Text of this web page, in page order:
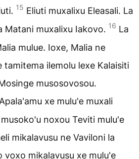
15 Eliuti muxa­lixu Eleasali. La
Matani muxalixu Iakovo. 16 La
mulue. Ioxe, Malia ne
tamitema ilemolu lexe Kalaisiti
musoso­vosou.
xe mulu'e muxali
noxou Teviti mulu'e
mikalavusu ne Vaviloni la
voxo mikalavusu xe mulu'e